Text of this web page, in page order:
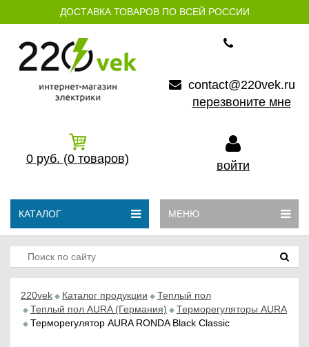
ДОСТАВКА ТОВАРОВ ПО ВСЕЙ РОССИИ
contact@220vek.ru
перезвоните мне
0 руб. (0 товаров) войти
КАТАЛОГ МЕНЮ
220vek Каталог продукции
Теплый пол
Теплый пол AURA (Германия)
Терморегуляторы AURA
Терморегулятор AURA RONDA Black Classic